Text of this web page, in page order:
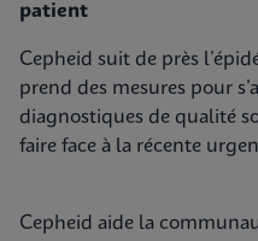
patient
Cepheid suit de près
prend des mesures pour
diagnostiques de qualité
faire face à la récente
Cepheid aide la